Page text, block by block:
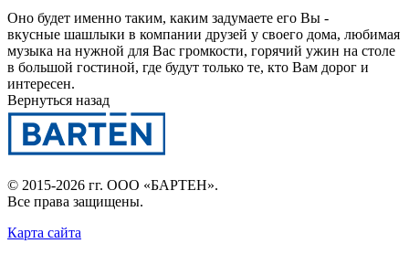
Оно будет именно таким, каким задумаете его Вы -
вкусные шашлыки в компании друзей у своего дома, любимая
музыка на нужной для Вас громкости, горячий ужин на столе
в большой гостиной, где будут только те, кто Вам дорог и
интересен.
Вернуться назад
© 2015-2026 гг. ООО «БАРТЕН».
Все права защищены.
Карта сайта